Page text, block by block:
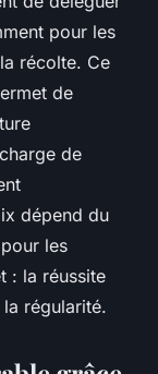
pour les
récolte. Ce
de
de
dépend du
les
: la réussite
la régularité.